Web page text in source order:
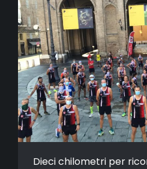
Dieci chilometri per